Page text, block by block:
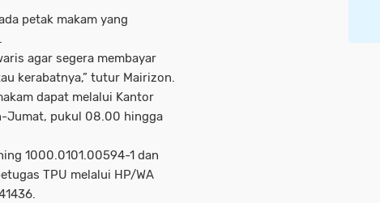
petak makam yang
agar segera membayar
kerabatnya,” tutur Mairizon.
dapat melalui Kantor
Jumat, pukul 08.00 hingga
1000.0101.00594-1 dan
TPU melalui HP/WA